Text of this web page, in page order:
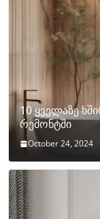
10 ყველაზე
რემონტში
October 24, 2024